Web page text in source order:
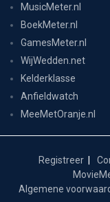
MusicMeter.nl
BoekMeter.nl
GamesMeter.nl
WijWedden.net
Kelderklasse
Anfieldwatch
MeeMetOranje.nl
Registreer
Algemene